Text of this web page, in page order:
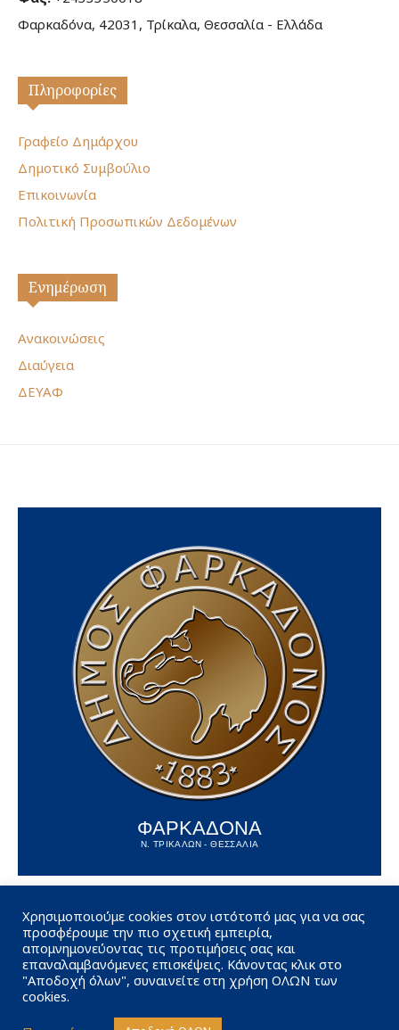
Φαρκαδόνα, 42031, Τρίκαλα, Θεσσαλία - Ελλάδα
Πληροφορίες
Γραφείο Δημάρχου
Δημοτικό Συμβούλιο
Επικοινωνία
Πολιτική Προσωπικών Δεδομένων
Ενημέρωση
Ανακοινώσεις
Διαύγεια
ΔΕΥΑΦ
ΦΑΡΚΑΔΟΝΑ
Ν. ΤΡΙΚΑΛΩΝ - ΘΕΣΣΑΛΙΑ
Χρησιμοποιούμε cookies στον ιστότοπό μας για να σας
προσφέρουμε την πιο σχετική εμπειρία,
απομνημονεύοντας τις προτιμήσεις σας και
επαναλαμβανόμενες επισκέψεις. Κάνοντας κλικ στο
"Αποδοχή όλων", συναινείτε στη χρήση ΟΛΩΝ των
cookies.